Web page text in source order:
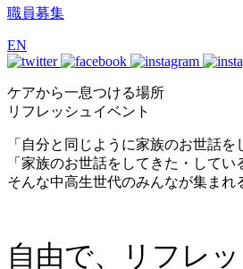
職員募集
EN
ケアから一息つける場所
リフレッシュイベント
「自分と同じように家族のお世話を
「家族のお世話をしてきた・してい
そんな中高生世代のみんなが集まれ
自由で、リフレ